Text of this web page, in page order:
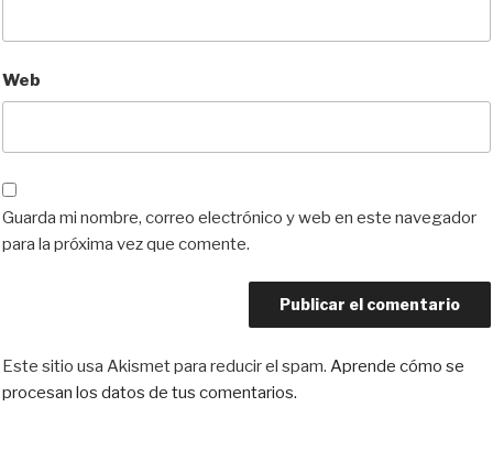
Web
Guarda mi nombre, correo electrónico y web en este navegador
para la próxima vez que comente.
Este sitio usa Akismet para reducir el spam. Aprende cómo se
procesan los datos de tus comentarios.